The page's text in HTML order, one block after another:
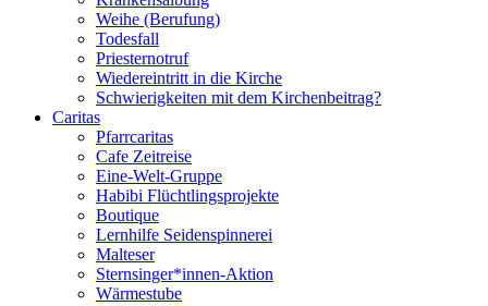
Weihe (Berufung)
Todesfall
Priesternotruf
Wiedereintritt in die Kirche
Schwierigkeiten mit dem Kirchenbeitrag?
Caritas
Pfarrcaritas
Cafe Zeitreise
Eine-Welt-Gruppe
Habibi Flüchtlingsprojekte
Boutique
Lernhilfe Seidenspinnerei
Malteser
Sternsinger*innen-Aktion
Wärmestube